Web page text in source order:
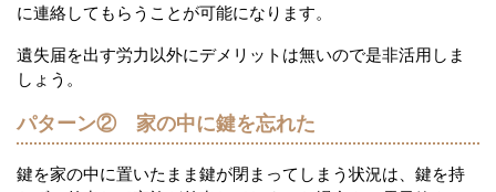
に連絡してもらうことが可能になります。
遺失届を出す労力以外にデメリットは無いので是非活用しま
しょう。
パターン② 家の中に鍵を忘れた
鍵を家の中に置いたまま鍵が閉まってしまう状況は、鍵を持